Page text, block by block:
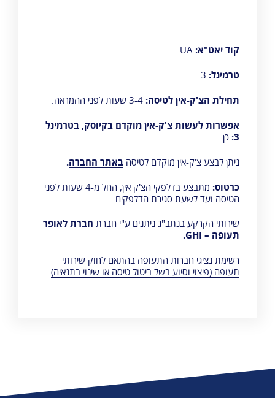
קוד יאט"א: UA
טרמינל:
תחילת הצ'ק-אין לטיסה: 3-4 שעות לפני ההמראה.
אפשרות לעשות צ'ק-אין מוקדם בקיוסק, בטרמינל
3: כן
ניתן לבצע צ'ק-אין מוקדם לטיסה באתר החברה.
כרטוס:
מתבצע בדלפקי הצ'ק אין, החל מ-4 שעות לפני
הטיסה ועד לשעת סגירת הדלפקים.
שירותי הקרקע בנתב"ג ניתנים ע"י חברת חברת לאופר
תעופה – GHI
.
רשימת נציגי חברות התעופה בהתאם לחוק שירותי
תעופה (פיצוי וסיוע בשל ביטול טיסה או שינוי בתנאיה).